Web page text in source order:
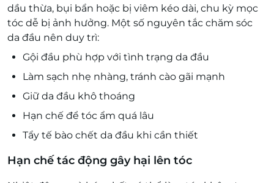
dầu thừa, bụi bẩn hoặc bị viêm kéo dài, chu kỳ mọc
tóc dễ bị ảnh hưởng. Một số nguyên tắc chăm sóc
da đầu nên duy trì:
Gội đầu phù hợp với tình trạng da đầu
Làm sạch nhẹ nhàng, tránh cào gãi mạnh
Giữ da đầu khô thoáng
Hạn chế để tóc ẩm quá lâu
Tẩy tế bào chết da đầu khi cần thiết
Hạn chế tác động gây hại lên tóc